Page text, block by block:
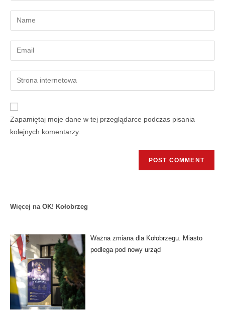
Zapamiętaj moje dane w tej przeglądarce podczas pisania
kolejnych komentarzy.
Więcej na OK! Kołobrzeg
Ważna zmiana dla Kołobrzegu. Miasto
podlega pod nowy urząd